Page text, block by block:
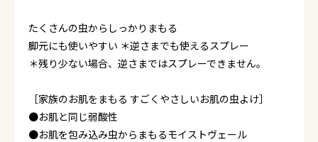
たくさんの虫からしっかりまもる
脚元にも使いやすい ＊逆さまでも使えるスプレー
＊残り少ない場合、逆さまではスプレーできません。
［家族のお肌をまもる すごくやさしいお肌の虫よけ］
●お肌と同じ弱酸性
●お肌を包み込み虫からまもるモイストヴェール